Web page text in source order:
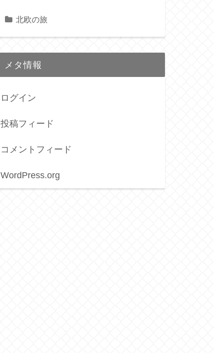
北欧の旅
メタ情報
ログイン
投稿フィード
コメントフィード
WordPress.org